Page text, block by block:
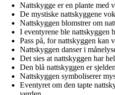
Nattskygge er en plante med
De mystiske nattskyggene
Nattskyggen blomstrer om
I eventyrene ble nattskyggen
Pass på, for nattskyggen kan
Nattskyggen danser i
Det sies at nattskyggen har
Den blå nattskyggen er
Nattskyggen symboliserer
Eventyret om den tapte